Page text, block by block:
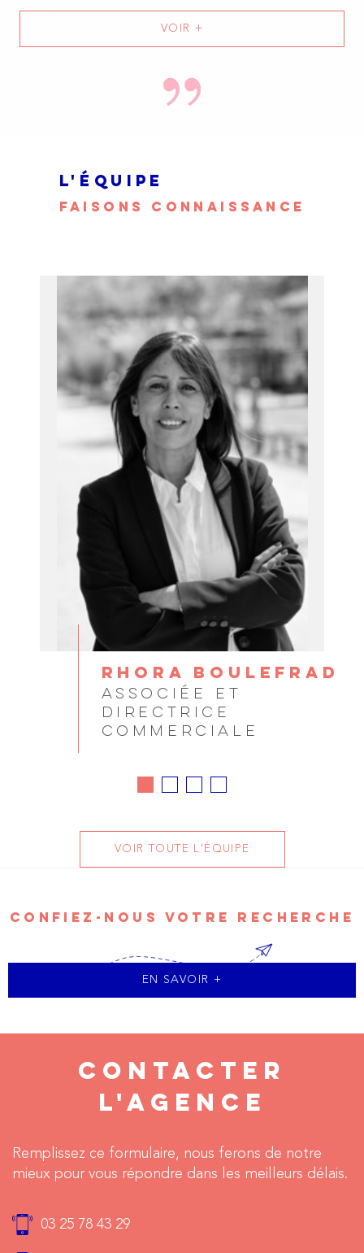
VOIR +
L'ÉQUIPE
FAISONS CONNAISSANCE
RHORA BOULEFRAD
ASSOCIÉE ET
DIRECTRICE
COMMERCIALE
VOIR TOUTE L'ÉQUIPE
CONFIEZ-NOUS VOTRE RECHERCHE
EN SAVOIR +
CONTACTER
L'AGENCE
Remplissez ce formulaire, nous ferons de notre
mieux pour vous répondre dans les meilleurs délais.
03 25 78 43 29